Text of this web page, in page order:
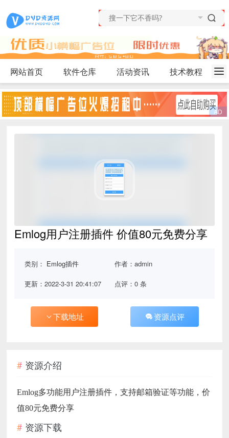
网站首页 软件仓库 活动资讯 技术教程
Emlog用户注册插件 价值80元免费分享
类别： Emlog插件 作者：admin
更新：2022-3-31 20:41:07 点评：0 条
下载地址 资源点评
资源介绍
Emlog多功能用户注册插件，支持邮箱验证等功能，价
值80元免费分享
资源下载